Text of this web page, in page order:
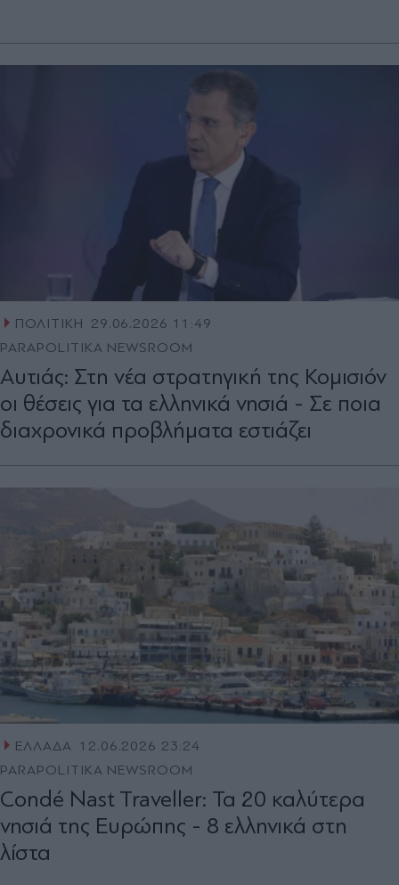
ΠΟΛΙΤΙΚΗ
29.06.2026 11:49
PARAPOLITIKA NEWSROOM
Αυτιάς: Στη νέα στρατηγική της Κομισιόν
οι θέσεις για τα ελληνικά νησιά - Σε ποια
διαχρονικά προβλήματα εστιάζει
ΕΛΛΑΔΑ
12.06.2026 23:24
PARAPOLITIKA NEWSROOM
Condé Nast Traveller: Τα 20 καλύτερα
νησιά της Ευρώπης - 8 ελληνικά στη
λίστα